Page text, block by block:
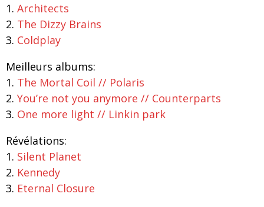
1. Architects
2. The Dizzy Brains
3. Coldplay
Meilleurs albums:
1. The Mortal Coil // Polaris
2. You’re not you anymore // Counterparts
3. One more light // Linkin park
Révélations:
1. Silent Planet
2. Kennedy
3. Eternal Closure